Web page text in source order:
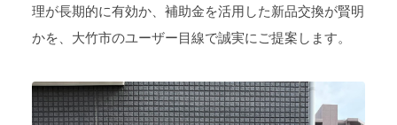
理が長期的に有効か、補助金を活用した新品交換が賢明
かを、大竹市のユーザー目線で誠実にご提案します。